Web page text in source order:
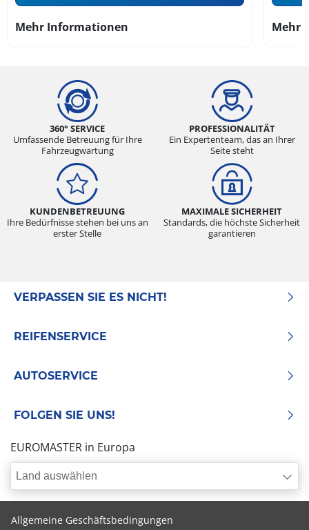
Mehr Informationen Mehr
360° SERVICE
Umfassende Betreuung für Ihre
Fahrzeugwartung
PROFESSIONALITÄT
Ein Expertenteam, das an Ihrer
Seite steht
KUNDENBETREUUNG
Ihre Bedürfnisse stehen bei uns an
erster Stelle
MAXIMALE SICHERHEIT
Standards, die höchste Sicherheit
garantieren
VERPASSEN SIE ES NICHT!
REIFENSERVICE
AUTOSERVICE
FOLGEN SIE UNS!
EUROMASTER in Europa
Land auswählen
Allgemeine Geschäftsbedingungen